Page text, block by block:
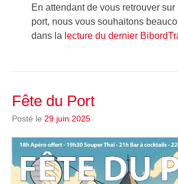
En attendant de vous retrouver sur
port, nous vous souhaitons
dans la lecture du dernier
Fête du Port
Posté le 29 juin 2025